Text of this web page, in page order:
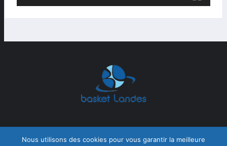
Nous utilisons des cookies pour vous garantir la meilleure